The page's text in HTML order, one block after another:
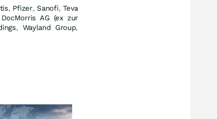
, Pfizer, Sanofi,Teva
DocMorris AG (ex zur
, Wayland Group,